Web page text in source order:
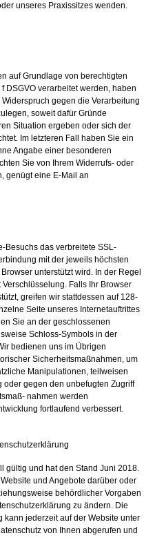
unseres Praxissitzes wenden.
auf Grundlage von berechtigten
DSGVO verarbeitet werden, haben
gegen die Verarbeitung
soweit dafür Gründe
Situation ergeben oder sich der
Im letzteren Fall haben Sie ein
Angabe einer besonderen
Sie von Ihrem Widerrufs- oder
genügt eine E-Mail an
Besuchs das verbreitete SSL-
mit der jeweils höchsten
unterstützt wird. In der Regel
Falls Ihr Browser
greifen wir stattdessen auf 128-
Seite unseres Internetauftrittes
Sie an der geschlossenen
Schloss-Symbols in der
bedienen uns im Übrigen
Sicherheitsmaßnahmen, um
Manipulationen, teilweisen
oder gegen den unbefugten Zugriff
nahmen werden
fortlaufend verbessert.
gültig und hat den Stand Juni 2018.
und Angebote darüber oder
behördlicher Vorgaben
zu ändern. Die
jederzeit auf der Website unter
von Ihnen abgerufen und